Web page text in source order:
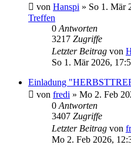
von Hanspi » So 1. Mär
Treffen
0 Antworten
3217 Zugriffe
Letzter Beitrag von
So 1. Mär 2026,
Einladung
von fredi » Mo 2. Feb
0 Antworten
3407 Zugriffe
Letzter Beitrag von
Mo 2. Feb 2026,